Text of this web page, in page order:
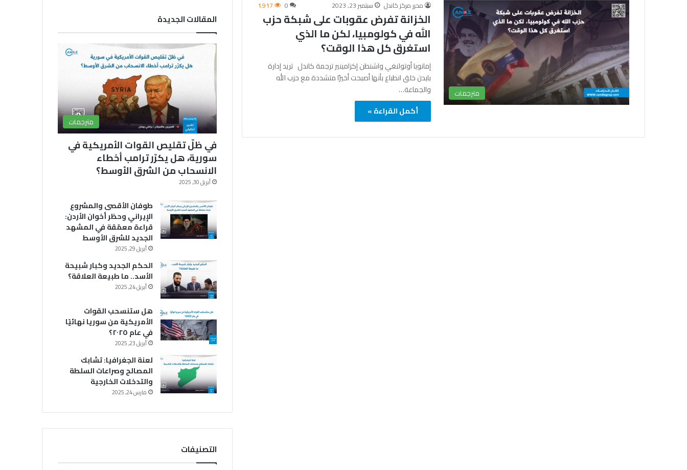
مترجمات
محرر مركز كاندل سبتمبر 23, 2023 0 1٬917
الخزانة تفرض عقوبات على شبكة حزب
الله في كولومبيا، لكن ما الذي
استغرق كل هذا الوقت؟
إمانويا أوتولنغي واشنطن إكزامينير ترجمة كاندل تريد إدارة
بايدن خلق انطباع بأنها أصبحت أخيرًا متشددة مع حزب الله
والجماعة…
أكمل القراءة »
ب
و
ك
T
u
b
e
ر
ا
المقالات الجديدة
مترجمات
في ظلّ تقليص القوات الأمريكية في
سورية، هل يكرّر ترامب أخطاء
الانسحاب من الشرق الأوسط؟
أبريل 30, 2025
طوفان الأقصى والمشروع
الإيراني وحظر أخوان الأردن:
قراءة معمّقة في المشهد
الجديد للشرق الأوسط
أبريل 29, 2025
الحكم الجديد وكبار شبيحة
الأسد.. ما طبيعة العلاقة؟
أبريل 24, 2025
هل ستنسحب القوات
الأمريكية من سوريا نهائيًا
في عام ٢٠٢٥؟
أبريل 23, 2025
لعنة الجغرافيا: تشابك
المصالح وصراعات السلطة
والتدخلات الخارجية
مارس 24, 2025
التصنيفات